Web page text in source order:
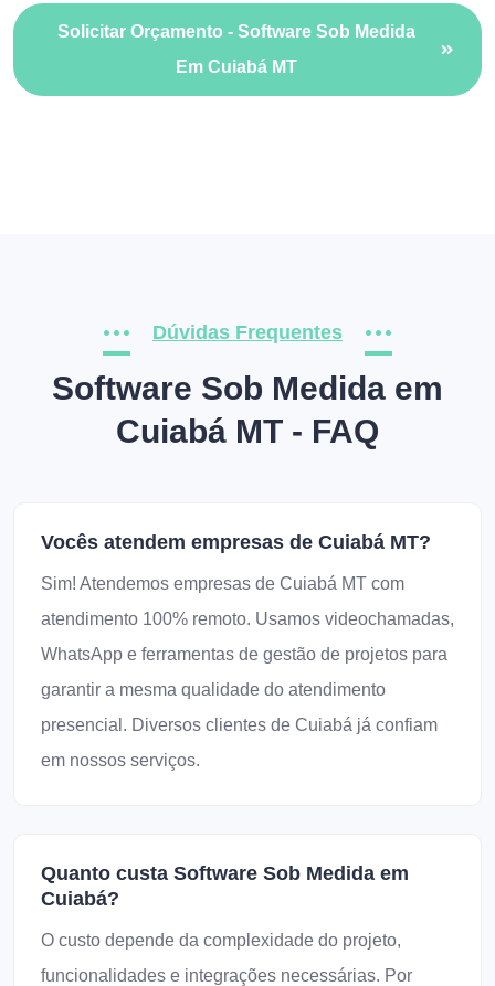
Solicitar Orçamento - Software Sob Medida
Em Cuiabá MT
Dúvidas Frequentes
Software Sob Medida em
Cuiabá MT - FAQ
Vocês atendem empresas de Cuiabá MT?
Sim! Atendemos empresas de Cuiabá MT com
atendimento 100% remoto. Usamos videochamadas,
WhatsApp e ferramentas de gestão de projetos para
garantir a mesma qualidade do atendimento
presencial. Diversos clientes de Cuiabá já confiam
em nossos serviços.
Quanto custa Software Sob Medida em
Cuiabá?
O custo depende da complexidade do projeto,
funcionalidades e integrações necessárias. Por